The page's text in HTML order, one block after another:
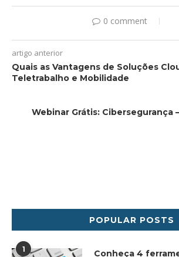
0 comment
artigo anterior
Quais as Vantagens de Soluções
Teletrabalho e Mobilidade
Webinar Grátis: Cibersegurança
POPULAR POSTS
1
Conheça 4